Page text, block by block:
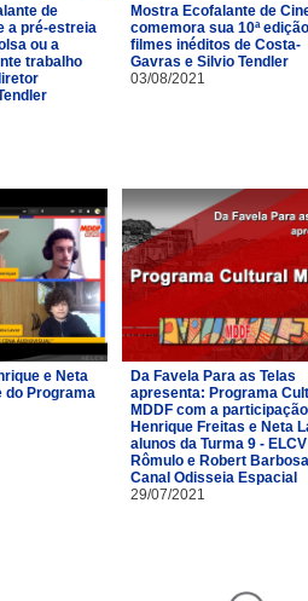
de
a pré-estreia
ou a
trabalho
Mostra Ecofalante de
comemora sua 10ª
filmes inéditos de Costa-
Gavras e Silvio Tendler
03/08/2021
e Neta
do Programa
Da Favela Para as Telas
apresenta: Programa
MDDF com a
Henrique Freitas e Neta
alunos da Turma 9 -
Rômulo e Robert
Canal Odisseia Espacial
29/07/2021